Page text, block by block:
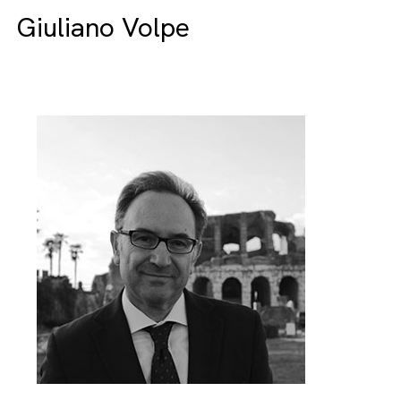
Giuliano Volpe